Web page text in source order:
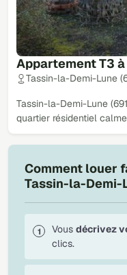
Appartement T3
Tassin-la-Demi-Lune
Tassin-la-Demi-Lune
quartier résidentiel
Comment louer
Tassin-la-Demi-
Vous décrivez
clics.